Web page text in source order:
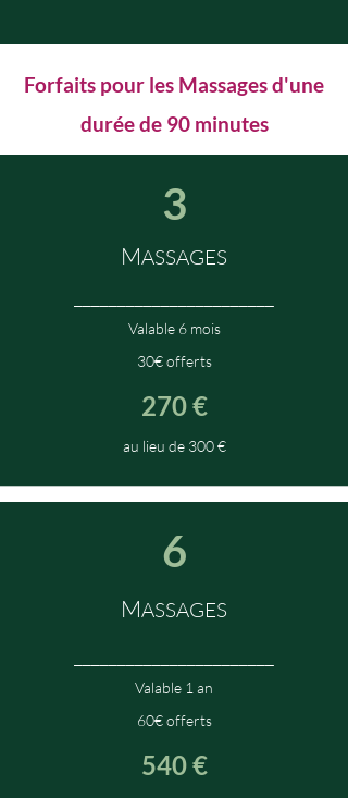
Forfaits pour les Massages d'une
durée de 90 minutes
3
MASSAGES
Valable6 mois
30€ offerts
270 €
au lieu de 300 €
6
MASSAGES
Valable 1 an
60€ offerts
540 €